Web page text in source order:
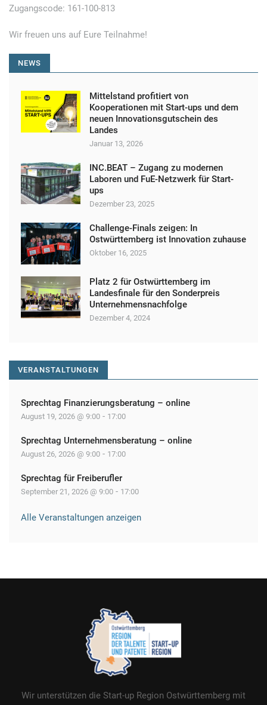
Zugangscode: 161-100-813
Wir freuen uns auf Eure Teilnahme!
NEWS
Mittelstand profitiert von
Kooperationen mit Start-ups und dem
neuen Innovationsgutschein des
Landes
Januar 13, 2026
INC.BEAT – Zugang zu modernen
Laboren und FuE-Netzwerk für Start-
ups
Dezember 23, 2025
Challenge-Finals zeigen: In
Ostwürttemberg ist Innovation zuhause
Oktober 16, 2025
Platz 2 für Ostwürttemberg im
Landesfinale für den Sonderpreis
Unternehmensnachfolge
Dezember 4, 2024
VERANSTALTUNGEN
Sprechtag Finanzierungsberatung – online
August 19, 2026 @ 9:00 - 17:00
Sprechtag Unternehmensberatung – online
August 26, 2026 @ 9:00 - 17:00
Sprechtag für Freiberufler
September 21, 2026 @ 9:00 - 17:00
Alle Veranstaltungen anzeigen
Wir unterstützen die Start-up Region Ostwürttemberg mit